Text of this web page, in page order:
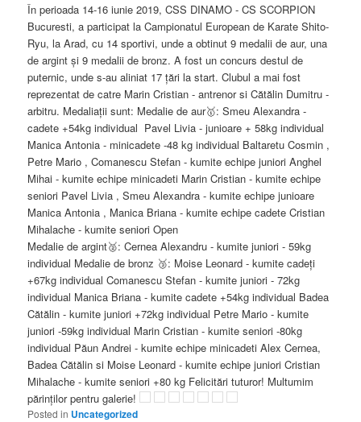
În perioada 14-16 iunie 2019, CSS DINAMO - CS SCORPION
Bucuresti, a participat la Campionatul European de Karate Shito-
Ryu, la Arad, cu 14 sportivi, unde a obtinut 9 medalii de aur, una
de argint și 9 medalii de bronz. A fost un concurs destul de
puternic, unde s-au aliniat 17 țări la start. Clubul a mai fost
reprezentat de catre Marin Cristian - antrenor si Cătălin Dumitru -
arbitru. Medaliații sunt: Medalie de aur🥇: Smeu Alexandra -
cadete +54kg individual Pavel Livia - junioare + 58kg individual
Manica Antonia - minicadete -48 kg individual Baltaretu Cosmin ,
Petre Mario , Comanescu Stefan - kumite echipe juniori Anghel
Mihai - kumite echipe minicadeti Marin Cristian - kumite echipe
seniori Pavel Livia , Smeu Alexandra - kumite echipe junioare
Manica Antonia , Manica Briana - kumite echipe cadete Cristian
Mihalache - kumite seniori Open
Medalie de argint🥈: Cernea Alexandru - kumite juniori - 59kg
individual Medalie de bronz 🥉: Moise Leonard - kumite cadeți
+67kg individual Comanescu Stefan - kumite juniori - 72kg
individual Manica Briana - kumite cadete +54kg individual Badea
Cătălin - kumite juniori +72kg individual Petre Mario - kumite
juniori -59kg individual Marin Cristian - kumite seniori -80kg
individual Păun Andrei - kumite echipe minicadeti Alex Cernea,
Badea Cătălin si Moise Leonard - kumite echipe juniori Cristian
Mihalache - kumite seniori +80 kg Felicitări tuturor! Multumim
părinților pentru galerie!
Posted in Uncategorized